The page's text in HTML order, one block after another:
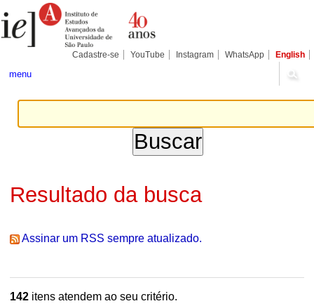
para
conteúdo.
Pessoais
Cadastre-se YouTube Instagram WhatsApp English
menu
Resultado da busca
Assinar um RSS sempre atualizado.
142itens atendem ao seu critério.